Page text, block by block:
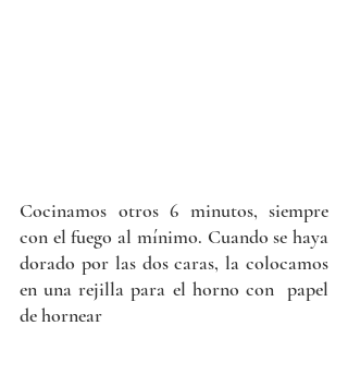
Cocinamos otros 6 minutos, siempre
con el fuego al mínimo. Cuando se haya
dorado por las dos caras, la colocamos
en una rejilla para el horno con  papel
de hornear